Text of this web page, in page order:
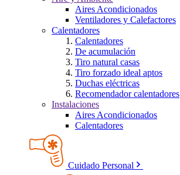
Aires Acondicionados
Ventiladores y Calefactores
Calentadores
Calentadores
De acumulación
Tiro natural casas
Tiro forzado ideal aptos
Duchas eléctricas
Recomendador calentadores
Instalaciones
Aires Acondicionados
Calentadores
Cuidado Personal